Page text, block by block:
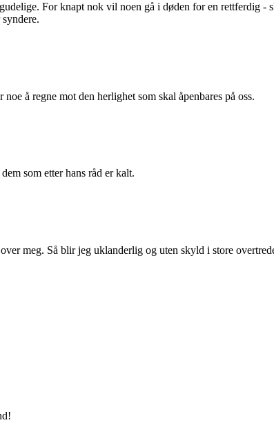
For knapt nok vil noen gå i døden for en rettferdig -
å regne mot den herlighet som skal åpenbares på oss.
som etter hans råd er kalt.
meg. Så blir jeg uklanderlig og uten skyld i store